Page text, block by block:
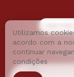
Utilizamos
acordo com a
continuar
condições